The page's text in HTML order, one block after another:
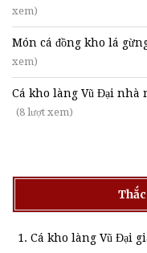
xem)
Món cá đồng kho lá
xem)
Cá kho làng Vũ Đại nhà
(8 lượt xem)
Cá kho làng Vũ Đại